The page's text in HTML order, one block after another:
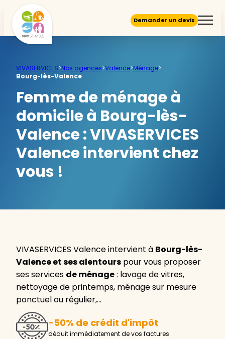
Demander un devis
VIVASERVICES>Nos agences>Valence>Ménage>
Bourg-lès-Valence
Femme de ménage à
domicile à Bourg-lès-
Valence :VIVASERVICES
Valence intervient chez
vous !
VIVASERVICES Valence intervient à Bourg-lès-
Valence et ses alentours pour vous proposer
ses services de ménage: lavage de vitres,
nettoyage de printemps, ménage sur mesure
ponctuel ou régulier,…
-50% de crédit d'impôt
déduit immédiatement de vos factures